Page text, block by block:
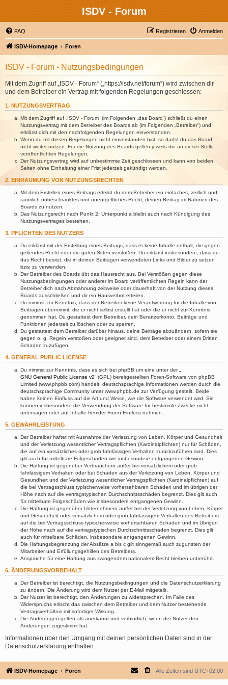
ISDV - Forum
FAQ Anmelden
Registrieren
ISDV-Homepage Foren
ISDV - Forum - Nutzungsbedingungen
Mit dem Zugriff auf „ISDV - Forum“ („https://isdv.net/forum“) wird zwischen dir
und dem Betreiber ein Vertrag mit folgenden Regelungen geschlossen:
1. NUTZUNGSVERTRAG
Mit dem Zugriff auf „ISDV - Forum“ (im Folgenden „das Board“) schließt du einen
Nutzungsvertrag mit dem Betreiber des Boards ab (im Folgenden „Betreiber“) und
erklärst dich mit den nachfolgenden Regelungen einverstanden.
Wenn du mit diesen Regelungen nicht einverstanden bist, so darfst du das Board
nicht weiter nutzen. Für die Nutzung des Boards gelten jeweils die an dieser Stelle
veröffentlichten Regelungen.
Der Nutzungsvertrag wird auf unbestimmte Zeit geschlossen und kann von beiden
Seiten ohne Einhaltung einer Frist jederzeit gekündigt werden.
2. EINRÄUMUNG VON NUTZUNGSRECHTEN
Mit dem Erstellen eines Beitrags erteilst du dem Betreiber ein einfaches, zeitlich und
räumlich unbeschränktes und unentgeltliches Recht, deinen Beitrag im Rahmen des
Boards zu nutzen.
Das Nutzungsrecht nach Punkt 2, Unterpunkt a bleibt auch nach Kündigung des
Nutzungsvertrages bestehen.
3. PFLICHTEN DES NUTZERS
Du erklärst mit der Erstellung eines Beitrags, dass er keine Inhalte enthält, die gegen
geltendes Recht oder die guten Sitten verstoßen. Du erklärst insbesondere, dass du
das Recht besitzt, die in deinen Beiträgen verwendeten Links und Bilder zu setzen
bzw. zu verwenden.
Der Betreiber des Boards übt das Hausrecht aus. Bei Verstößen gegen diese
Nutzungsbedingungen oder anderer im Board veröffentlichten Regeln kann der
Betreiber dich nach Abmahnung zeitweise oder dauerhaft von der Nutzung dieses
Boards ausschließen und dir ein Hausverbot erteilen.
Du nimmst zur Kenntnis, dass der Betreiber keine Verantwortung für die Inhalte von
Beiträgen übernimmt, die er nicht selbst erstellt hat oder die er nicht zur Kenntnis
genommen hat. Du gestattest dem Betreiber, dein Benutzerkonto, Beiträge und
Funktionen jederzeit zu löschen oder zu sperren.
Du gestattest dem Betreiber darüber hinaus, deine Beiträge abzuändern, sofern sie
gegen o. g. Regeln verstoßen oder geeignet sind, dem Betreiber oder einem Dritten
Schaden zuzufügen.
4. GENERAL PUBLIC LICENSE
Du nimmst zur Kenntnis, dass es sich bei phpBB um eine unter der „
GNU General Public License v2“ (GPL) bereitgestellten Foren-Software von phpBB
Limited (www.phpbb.com) handelt; deutschsprachige Informationen werden durch die
deutschsprachige Community unter www.phpbb.de zur Verfügung gestellt. Beide
haben keinen Einfluss auf die Art und Weise, wie die Software verwendet wird. Sie
können insbesondere die Verwendung der Software für bestimmte Zwecke nicht
untersagen oder auf Inhalte fremder Foren Einfluss nehmen.
5. GEWÄHRLEISTUNG
Der Betreiber haftet mit Ausnahme der Verletzung von Leben, Körper und Gesundheit
und der Verletzung wesentlicher Vertragspflichten (Kardinalpflichten) nur für Schäden,
die auf ein vorsätzliches oder grob fahrlässiges Verhalten zurückzuführen sind. Dies
gilt auch für mittelbare Folgeschäden wie insbesondere entgangenen Gewinn.
Die Haftung ist gegenüber Verbrauchern außer bei vorsätzlichem oder grob
fahrlässigem Verhalten oder bei Schäden aus der Verletzung von Leben, Körper und
Gesundheit und der Verletzung wesentlicher Vertragspflichten (Kardinalpflichten) auf
die bei Vertragsschluss typischerweise vorhersehbaren Schäden und im übrigen der
Höhe nach auf die vertragstypischen Durchschnittsschäden begrenzt. Dies gilt auch
für mittelbare Folgeschäden wie insbesondere entgangenen Gewinn.
Die Haftung ist gegenüber Unternehmern außer bei der Verletzung von Leben, Körper
und Gesundheit oder vorsätzlichem oder grob fahrlässigem Verhalten des Betreibers
auf die bei Vertragsschluss typischerweise vorhersehbaren Schäden und im Übrigen
der Höhe nach auf die vertragstypischen Durchschnittsschäden begrenzt. Dies gilt
auch für mittelbare Schäden, insbesondere entgangenen Gewinn.
Die Haftungsbegrenzung der Absätze a bis c gilt sinngemäß auch zugunsten der
Mitarbeiter und Erfüllungsgehilfen des Betreibers.
Ansprüche für eine Haftung aus zwingendem nationalem Recht bleiben unberührt.
6. ÄNDERUNGSVORBEHALT
Der Betreiber ist berechtigt, die Nutzungsbedingungen und die Datenschutzerklärung
zu ändern. Die Änderung wird dem Nutzer per E-Mail mitgeteilt.
Der Nutzer ist berechtigt, den Änderungen zu widersprechen. Im Falle des
Widerspruchs erlischt das zwischen dem Betreiber und dem Nutzer bestehende
Vertragsverhältnis mit sofortiger Wirkung.
Die Änderungen gelten als anerkannt und verbindlich, wenn der Nutzer den
Änderungen zugestimmt hat.
Informationen über den Umgang mit deinen persönlichen Daten sind in der
Datenschutzerklärung enthalten.
ISDV-Homepage Foren Alle Zeiten sind UTC+02:00